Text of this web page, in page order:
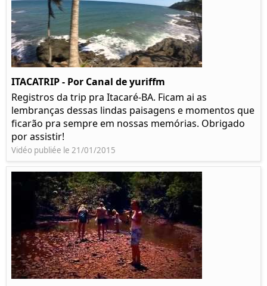
ITACATRIP - Por Canal de yuriffm
Registros da trip pra Itacaré-BA. Ficam ai as
lembranças dessas lindas paisagens e momentos que
ficarão pra sempre em nossas memórias. Obrigado
por assistir!
Vidéo publiée le 21/01/2015